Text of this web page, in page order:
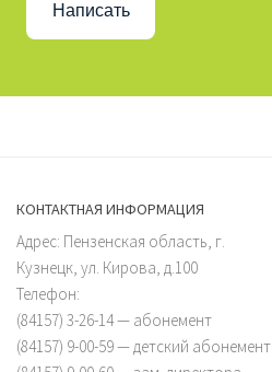
Написать
КОНТАКТНАЯ ИНФОРМАЦИЯ
Адрес: Пензенская область, г.
Кузнецк, ул. Кирова, д.100
Телефон:
(84157) 3-26-14 — абонемент
(84157) 9-00-59 — детский абонемент